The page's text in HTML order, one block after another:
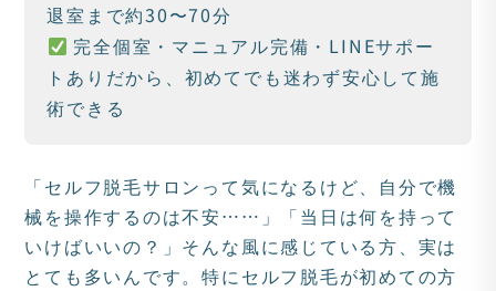
退室まで約30〜70分
完全個室・マニュアル完備・LINEサポー
トありだから、初めてでも迷わず安心して施
術できる
「セルフ脱毛サロンって気になるけど、自分で機
械を操作するのは不安……」「当日は何を持って
いけばいいの？」そんな風に感じている方、実は
とても多いんです。特にセルフ脱毛が初めての方